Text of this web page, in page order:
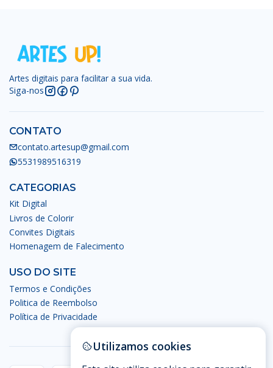
Artes digitais para facilitar a sua vida.
Siga-nos
CONTATO
contato.artesup@gmail.com
5531989516319
CATEGORIAS
Kit Digital
Livros de Colorir
Convites Digitais
Homenagem de Falecimento
USO DO SITE
Termos e Condições
Politica de Reembolso
Política de Privacidade
Utilizamos cookies